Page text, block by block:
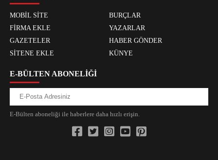
MOBİL SİTE
BURÇLAR
FİRMA EKLE
YAZARLAR
GAZETELER
HABER GÖNDER
SİTENE EKLE
KÜNYE
E-BÜLTEN ABONELİĞİ
E-Bülten aboneliği ile haberlere daha hızlı erişin.